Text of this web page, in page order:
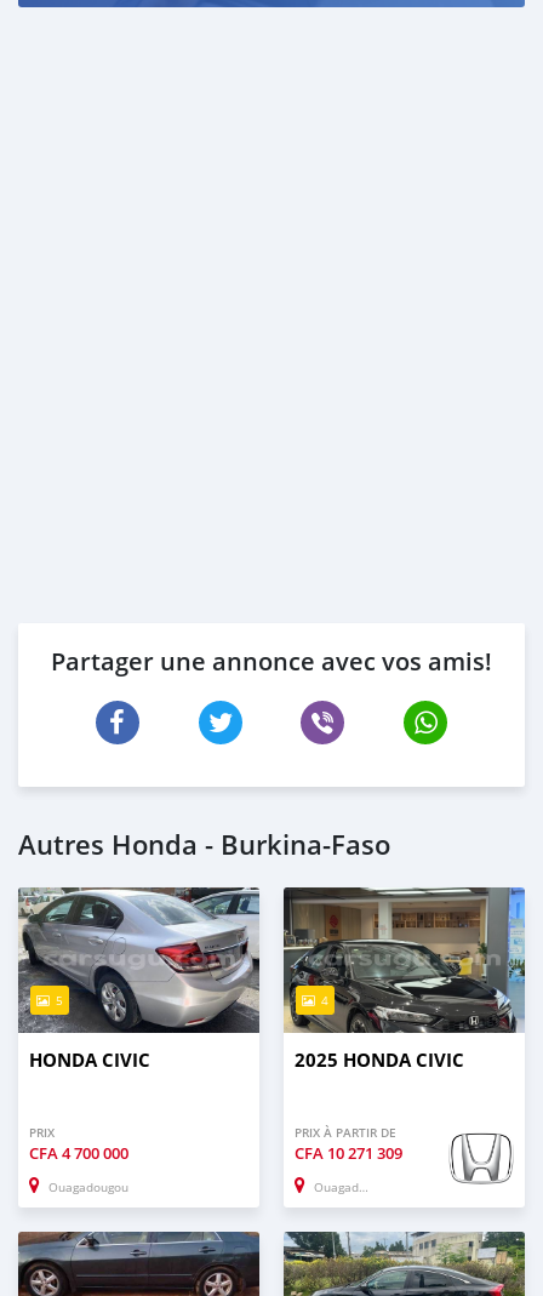
Partager une annonce avec vos amis!
Autres Honda - Burkina-Faso
5
HONDA CIVIC
PRIX
CFA4 700 000
Ouagadougou
4
2025 HONDA CIVIC
PRIX À PARTIR DE
CFA 10 271 309
Ouagadougou